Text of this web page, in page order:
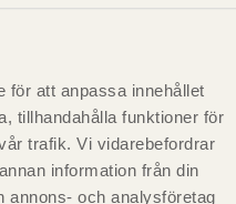
för att anpassa innehållet
tillhandahålla funktioner för
trafik. Vi vidarebefordrar
information från din
annons- och analysföretag